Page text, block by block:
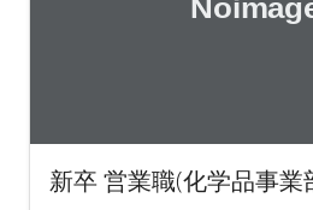
新卒 営業職(化学品事業